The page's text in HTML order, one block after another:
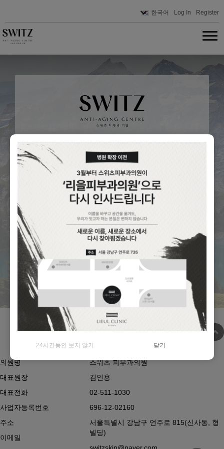
한국어 Log In Register
아이디
자동 로그인
로그인
의원명
대표원장
대표전화
사업자등록번호
주소
이메일
스위츠 피부과의원
김인용
02-511-1030
696-12-02160
서울특별시 강남구 언주로 815(신사동, 형
빌딩)
24시간동안 보지 않기 닫기